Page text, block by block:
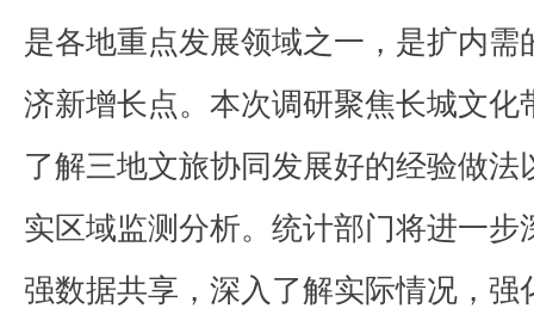
是各地重点发展领域之一，是扩内
济新增长点。本次调研聚焦长城文
了解三地文旅协同发展好的经验做
实区域监测分析。统计部门将进一
强数据共享，深入了解实际情况，